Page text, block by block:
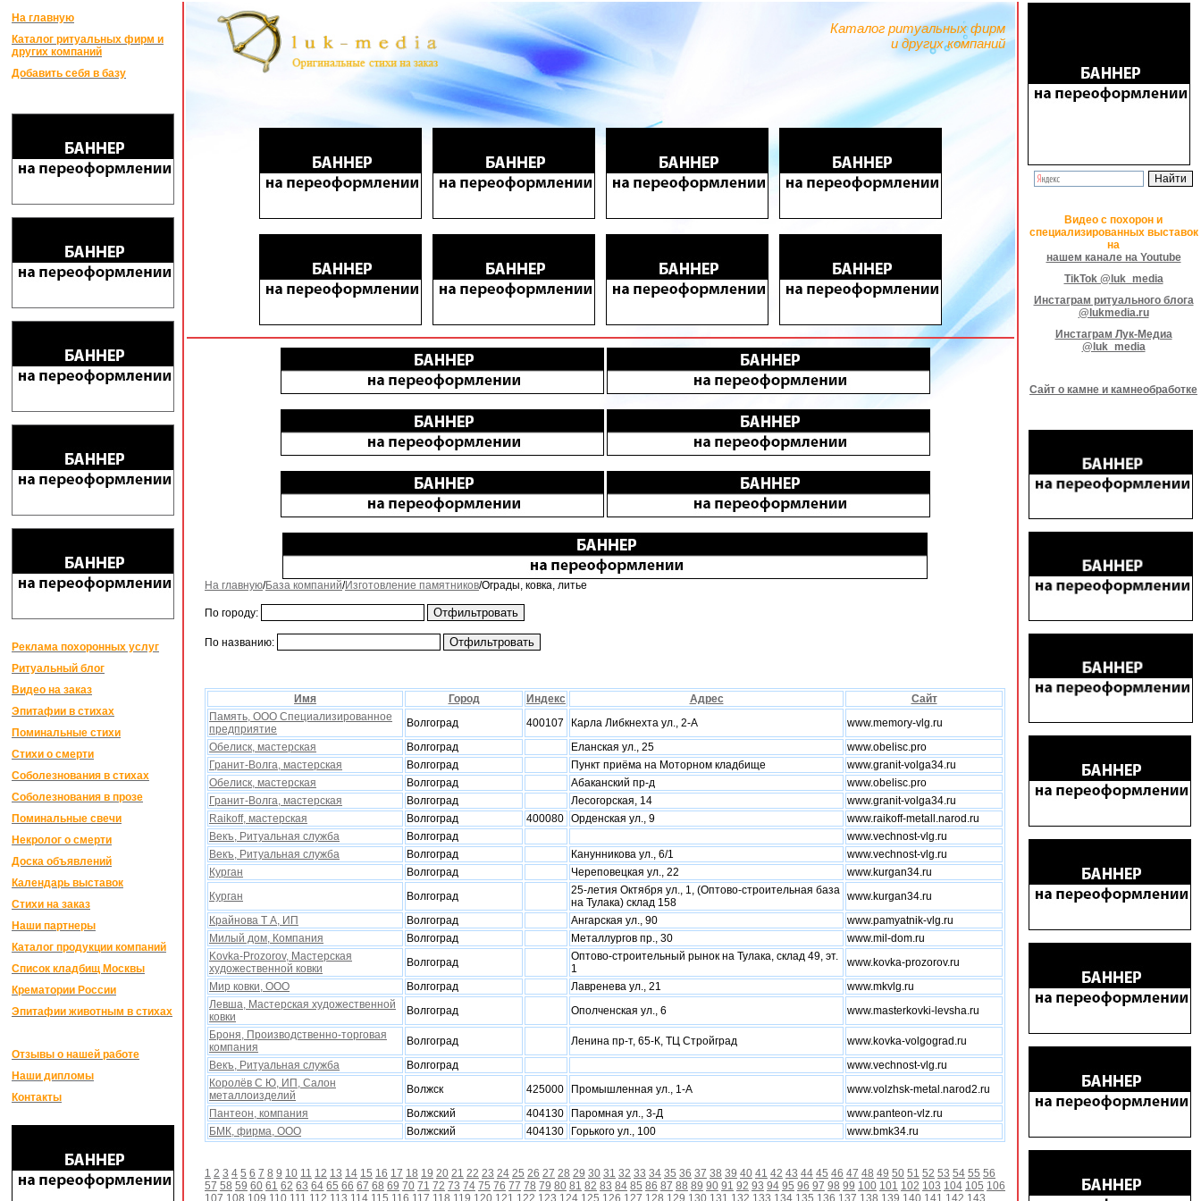
На главную
Каталог ритуальных фирм и
других компаний
Добавить себя в базу
Реклама похоронных услуг
Ритуальный блог
Видео на заказ
Эпитафии в стихах
Поминальные стихи
Стихи о смерти
Соболезнования в стихах
Соболезнования в прозе
Поминальные свечи
Некролог о смерти
Доска объявлений
Календарь выставок
Стихи на заказ
Наши партнеры
Каталог продукции компаний
Список кладбищ Москвы
Крематории России
Эпитафии животным в стихах
Отзывы о нашей работе
Наши дипломы
Контакты
Каталог ритуальных фирм
и других компаний
На главную/База компаний/Изготовление памятников/Ограды, ковка, литье
По городу:
По названию:
Имя Город Индекс Адрес
Сайт
Память, ООО Специализированное
предприятие
Волгоград 400107 Карла Либкнехта ул., 2-А
www.memory-vlg.ru
Обелиск, мастерская
Волгоград Еланская ул., 25
www.obelisc.pro
Гранит-Волга, мастерская
Волгоград Пункт приёма на Моторном кладбище
www.granit-volga34.ru
Обелиск, мастерская
Волгоград Абаканский пр-д
www.obelisc.pro
Гранит-Волга, мастерская
Волгоград Лесогорская, 14
www.granit-volga34.ru
Raikoff, мастерская
Волгоград 400080 Орденская ул., 9
www.raikoff-metall.narod.ru
Векъ, Ритуальная служба
Волгоград
www.vechnost-vlg.ru
Векъ, Ритуальная служба
Волгоград Канунникова ул., 6/1
www.vechnost-vlg.ru
Курган
Волгоград Череповецкая ул., 22
www.kurgan34.ru
Курган
Волгоград
25-летия Октября ул., 1, (Оптово-строительная база
на Тулака) склад 158
www.kurgan34.ru
Крайнова Т А, ИП
Волгоград Ангарская ул., 90
www.pamyatnik-vlg.ru
Милый дом, Компания
Волгоград Металлургов пр., 30
www.mil-dom.ru
Kovka-Prozorov, Мастерская
xудожественной ковки
Волгоград
Оптово-строительный рынок на Тулака, склад 49, эт.
1
www.kovka-prozorov.ru
Мир ковки, ООО
Волгоград Лавренева ул., 21
www.mkvlg.ru
Левша, Мастерская xудожественной
ковки
Волгоград Ополченская ул., 6
www.masterkovki-levsha.ru
Броня, Производственно-торговая
компания
Волгоград Ленина пр-т, 65-К, ТЦ Стройград
www.kovka-volgograd.ru
Векъ, Ритуальная служба
Волгоград
www.vechnost-vlg.ru
Королёв С Ю, ИП, Салон
металлоизделий
Волжск 425000 Промышленная ул., 1-А
www.volzhsk-metal.narod2.ru
Пантеон, компания
Волжский 404130 Паромная ул., 3-Д
www.panteon-vlz.ru
БМК, фирма, ООО
Волжский 404130 Горького ул., 100 www.bmk34.ru
1 2 3 4 5 6 7 8 9 10 11 12 13 14 15 16 17 18 19 20 21 22 23 24 25 26 27 28 29 30 31 32 33 34 35 36 37 38 39 40 41 42 43 44 45 46 47 48 49 50 51 52 53 54 55 56
57 58 59 60 61 62 63 64 65 66 67 68 69 70 71 72 73 74 75 76 77 78 79 80 81 82 83 84 85 86 87 88 89 90 91 92 93 94 95 96 97 98 99 100 101 102 103 104 105 106
107 108 109 110 111 112 113 114 115 116 117 118 119 120 121 122 123 124 125 126 127 128 129 130 131 132 133 134 135 136 137 138 139 140 141 142 143
Видео с похорон и
специализированных выставок
на
нашем канале на Youtube
TikTok @luk_media
Инстаграм ритуального блога
@lukmedia.ru
Инстаграм Лук-Медиа
@luk_media
Сайт о камне и камнеобработке